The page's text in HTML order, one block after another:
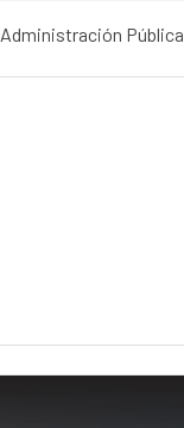
Administración Pública